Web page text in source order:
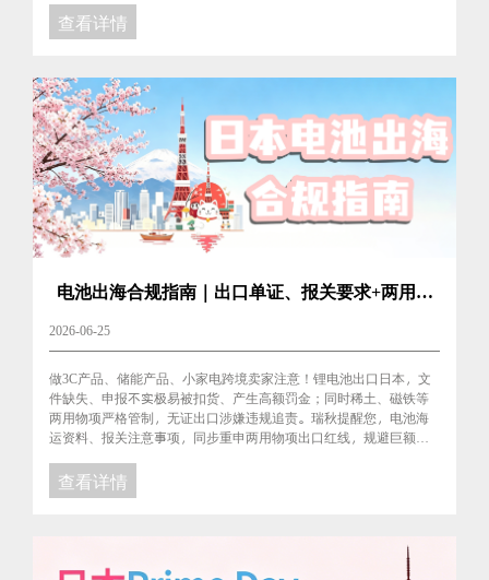
查看详情
电池出海合规指南｜出口单证、报关要求+两用物
2026-06-25
做3C产品、储能产品、小家电跨境卖家注意！锂电池出口日本，文
件缺失、申报不实极易被扣货、产生高额罚金；同时稀土、磁铁等
两用物项严格管制，无证出口涉嫌违规追责。瑞秋提醒您，电池海
运资料、报关注意事项，同步重申两用物项出口红线，规避巨额损
查看详情